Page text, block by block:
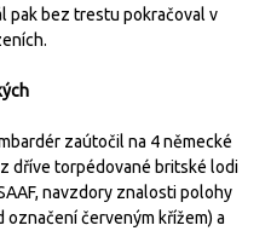
pak bez trestu pokračoval v
zaútočil na 4 německé
dříve torpédované britské lodi
navzdory znalosti polohy
červeným křížem) a